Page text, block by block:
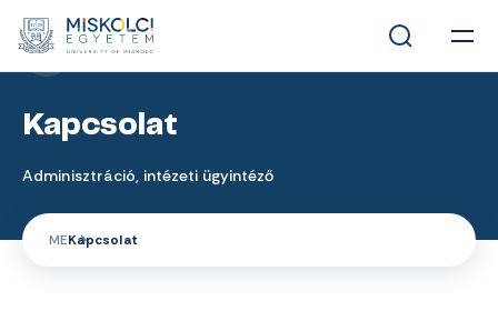
ME
Kapcsolat
Adminisztráció, intézeti ügyintéző
MEKapcsolat